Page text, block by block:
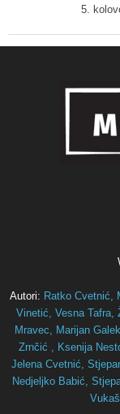
5.
Autori: Ratko Cvetnić,
Vinetić, Vesna Tafra,
Mravec, Marijan
Zrnčić , Ksenija
Jelena Cvetnić,
Nedjeljko Babić,